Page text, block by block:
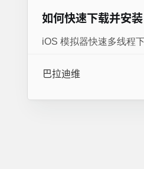
如何快速下载并安
iOS 模拟器快速多线程
巴拉迪维